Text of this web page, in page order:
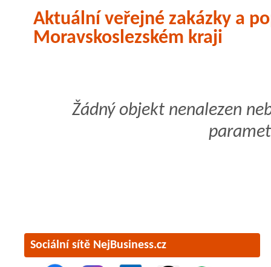
Aktuální veřejné zakázky a
Moravskoslezském kraji
Žádný objekt nenalezen
Sociální sítě NejBusiness.cz